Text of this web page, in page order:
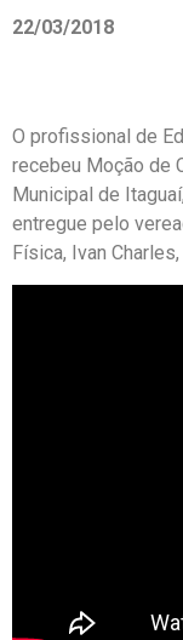
22/03/2018
O profissional de
recebeu Moção de
Municipal de
entregue pelo
Física, Ivan